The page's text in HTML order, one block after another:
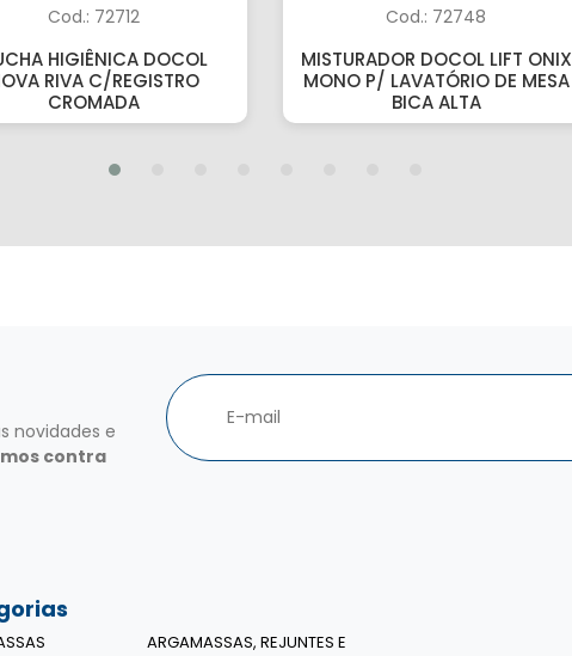
Cod.: 72712
HIGIÊNICA DOCOL
RIVA C/REGISTRO
CROMADA
Cod.: 72748
MISTURADOR DOCOL LIFT ONIX
MONO P/ LAVATÓRIO DE MESA
BICA ALTA
novidades e
contra
ARGAMASSAS, REJUNTES E